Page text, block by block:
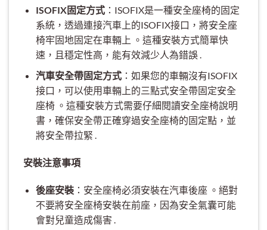
ISOFIX固定方式：ISOFIX是一種安全座椅的固定
系統，透過連接汽車上的ISOFIX接口，將安全座
椅牢固地固定在車輛上 。這種安裝方式簡單快
速，且穩定性高，能有效減少人為錯誤 .
汽車安全帶固定方式：如果您的車輛沒有ISOFIX
接口，可以使用車輛上的三點式安全帶固定安全
座椅 。這種安裝方式需要仔細閱讀安全座椅說明
書，確保安全帶正確穿過安全座椅的固定點，並
將安全帶拉緊 .
安裝注意事項
後座安裝：安全座椅必須安裝在汽車後座 。絕對
不要將安全座椅安裝在前座，因為安全氣囊可能
會對兒童造成傷害 .